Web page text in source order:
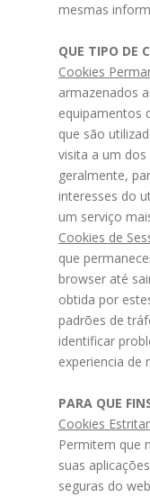
mesmas
QUE TIPO DE
Cookies
armazenados
equipamentos
que são
visita a um
geralmente,
interesses do
um serviço
Cookies de
que
browser até
obtida por
padrões de
identificar
experiencia de
PARA QUE
Cookies
Permitem que
suas
seguras do